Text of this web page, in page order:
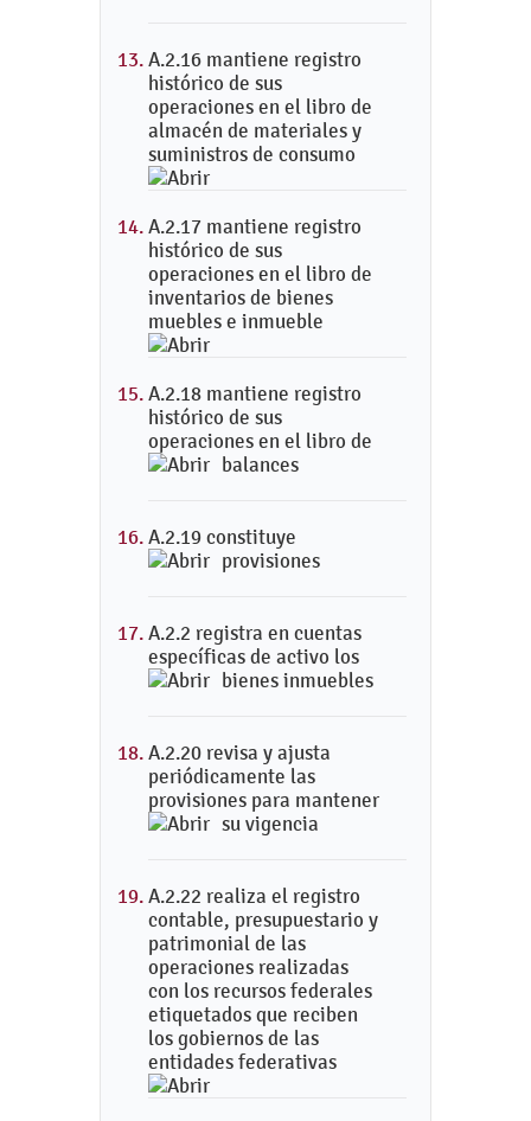
A.2.16 mantiene registro
histórico de sus
operaciones en el libro de
almacén de materiales y
suministros de consumo
A.2.17 mantiene registro
histórico de sus
operaciones en el libro de
inventarios de bienes
muebles e inmueble
A.2.18 mantiene registro
histórico de sus
operaciones en el libro de
balances
A.2.19 constituye
provisiones
A.2.2 registra en cuentas
específicas de activo los
bienes inmuebles
A.2.20 revisa y ajusta
periódicamente las
provisiones para mantener
su vigencia
A.2.22 realiza el registro
contable, presupuestario y
patrimonial de las
operaciones realizadas
con los recursos federales
etiquetados que reciben
los gobiernos de las
entidades federativas